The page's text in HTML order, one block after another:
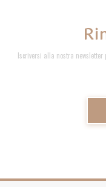
Iscriversi alla nostra newsletter